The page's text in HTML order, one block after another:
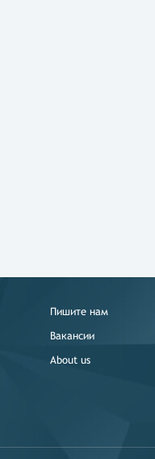
Пишите нам
Вакансии
About us